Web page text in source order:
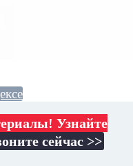
Узнайте
сейчас >>